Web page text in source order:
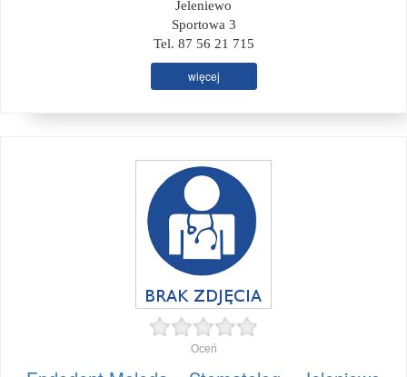
Jeleniewo
Sportowa 3
Tel. 87 56 21 715
więcej
Oceń